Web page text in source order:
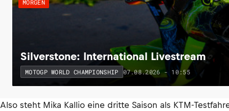
MORGEN
Silverstone: International Livestream
MOTOGP WORLD CHAMPIONSHIP 07.08.2026 - 10:55
Also steht Mika Kallio eine dritte Saison als KTM-